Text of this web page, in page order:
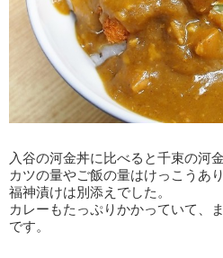
入谷の河金丼に比べると千束の河
カツの量やご飯の量はけっこうあり
福神漬けは別添えでした。
カレーもたっぷりかかっていて、
です。